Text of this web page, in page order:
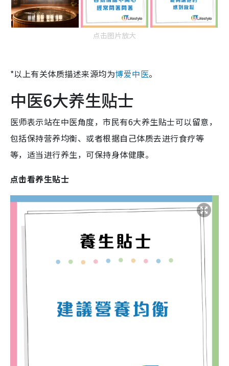
点击图片放大
*以上有关体质描述来源均为博爱中医。
中医6大养生贴士
医师表示站在中医角度，市民有6大养生贴士可以留意，
包括保持营养均衡、或者根据自己体质去进行食疗等
等，适当进行养生，可保持身体健康。
点击看养生贴士